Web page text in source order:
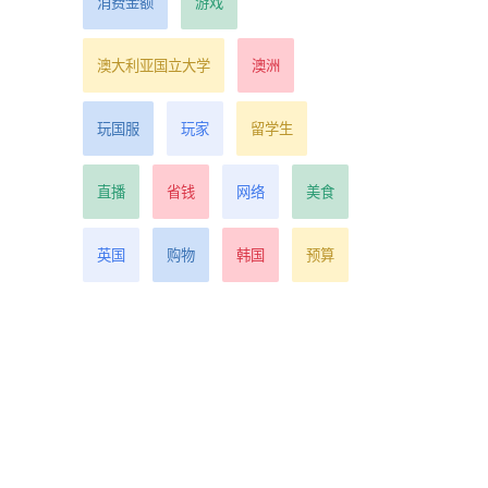
澳大利亚国立大学 澳洲
玩国服 玩家 留学生
直播 省钱 网络 美食
英国 购物 韩国 预算